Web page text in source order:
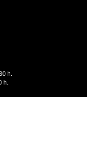
h.
h.